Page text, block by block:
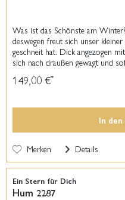
Was ist das Schönste am
deswegen freut sich unser
geschneit hat. Dick angezogen
sich nach draußen gewagt und
149,00 €*
In den
Merken Details
Ein Stern für Dich
Hum 2287